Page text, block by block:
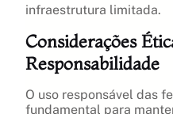
infraestrutura limitada.
Considerações
Responsabilidade
O uso responsável das
fundamental para